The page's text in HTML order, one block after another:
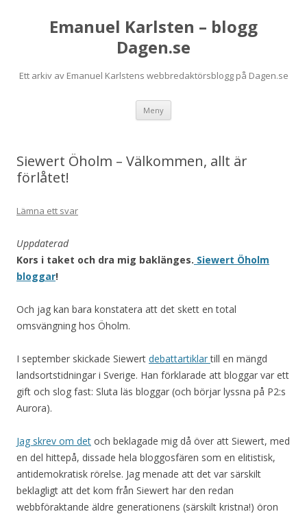
Emanuel Karlsten – blogg
Dagen.se
Ett arkiv av Emanuel Karlstens webbredaktörsblogg på Dagen.se
Meny
Siewert Öholm – Välkommen, allt är
förlåtet!
Lämna ett svar
Uppdaterad
Kors i taket och dra mig baklänges. Siewert Öholm
bloggar!
Och jag kan bara konstatera att det skett en total
omsvängning hos Öholm.
I september skickade Siewert debattartiklartill en mängd
landsortstidningar i Sverige. Han förklarade att bloggar var ett
gift och slog fast: Sluta läs bloggar (och börjar lyssna på P2:s
Aurora).
Jag skrev om det och beklagade mig då över att Siewert, med
en del hittepå, dissade hela bloggosfären som en elitistisk,
antidemokratisk rörelse. Jag menade att det var särskilt
beklagligt att det kom från Siewert har den redan
webbföraktande äldre generationens (särskilt kristna!) öron